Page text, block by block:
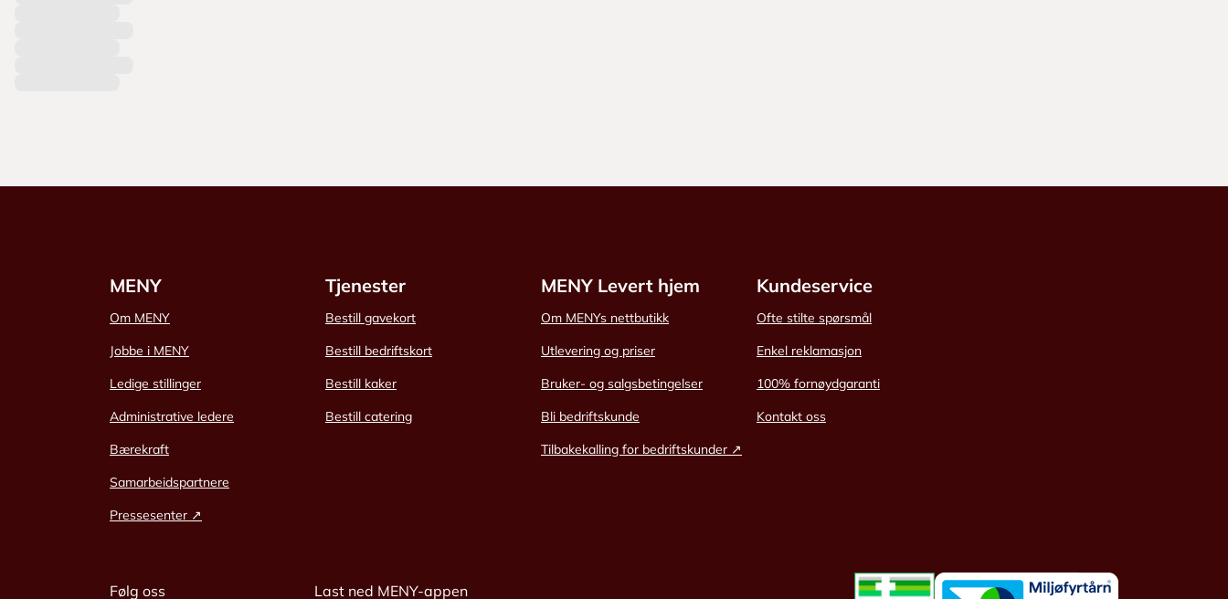
MENY
Om MENY
Jobbe i MENY
Ledige stillinger
Administrative ledere
Bærekraft
Samarbeidspartnere
Pressesenter ↗
Tjenester
Bestill gavekort
Bestill bedriftskort
Bestill kaker
Bestill catering
MENY Levert hjem
Om MENYs nettbutikk
Utlevering og priser
Bruker- og salgsbetingelser
Bli bedriftskunde
Tilbakekalling for bedriftskunder ↗
Kundeservice
Ofte stilte spørsmål
Enkel reklamasjon
100% fornøydgaranti
Kontakt oss
Følg oss Last ned MENY-appen